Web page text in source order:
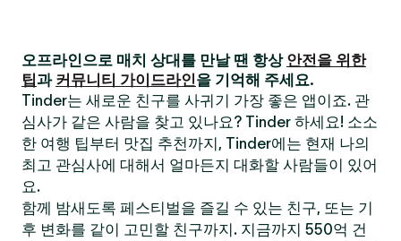
오프라인으로 매치 상대를 만날 땐 항상 안전을 위한
팁과 커뮤니티 가이드라인을 기억해 주세요.
Tinder는 새로운 친구를 사귀기 가장 좋은 앱이죠. 관
심사가 같은 사람을 찾고 있나요? Tinder 하세요! 소소
한 여행 팁부터 맛집 추천까지, Tinder에는 현재 나의
최고 관심사에 대해서 얼마든지 대화할 사람들이 있어
요.
함께 밤새도록 페스티벌을 즐길 수 있는 친구, 또는 기
후 변화를 같이 고민할 친구까지. 지금까지 550억 건